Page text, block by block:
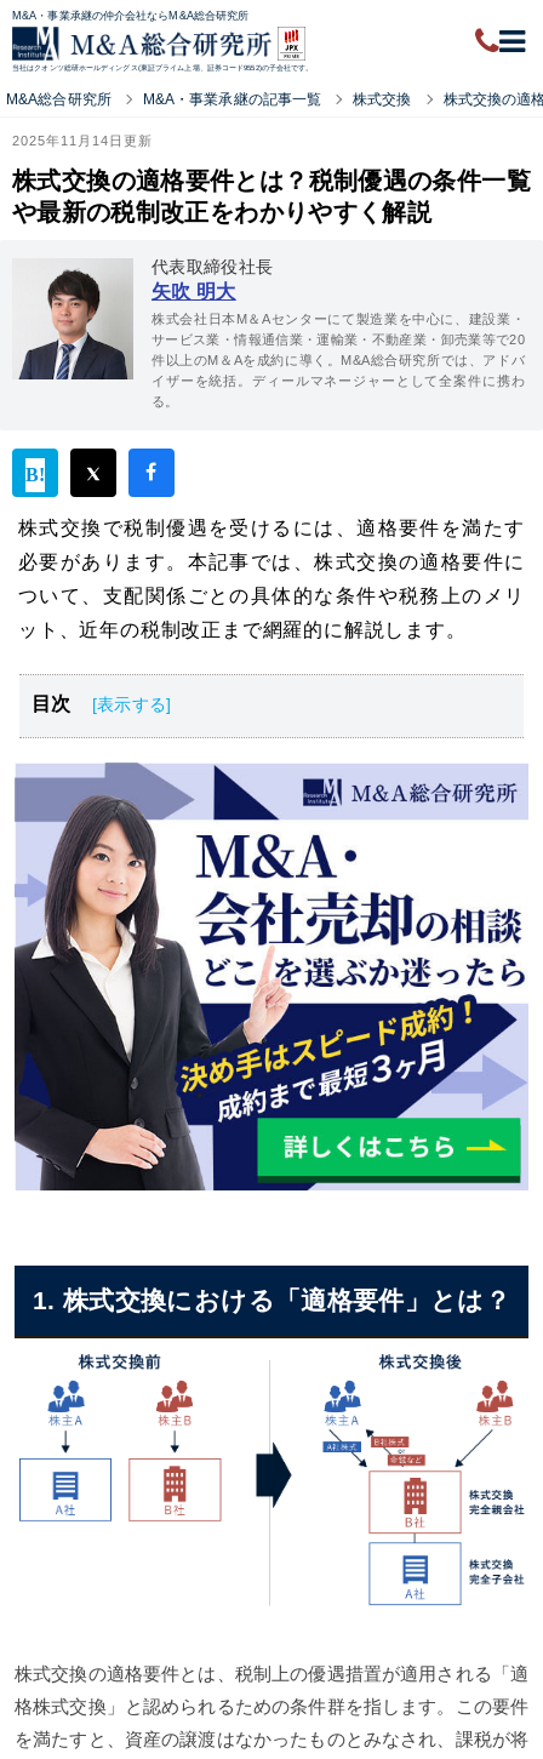
M&A・事業承継の仲介会社ならM&A総合研究所
当社はクオンツ総研ホールディングス(東証プライム上場、証券コード9552)の子会社です。
M&A総合研究所 M&A・事業承継の記事一覧 株式交換 株式交換の適
2025年11月14日更新
株式交換の適格要件とは？税制優遇の条件一覧
や最新の税制改正をわかりやすく解説
代表取締役社長
矢吹 明大
株式会社日本M＆Aセンターにて製造業を中心に、建設業・
サービス業・情報通信業・運輸業・不動産業・卸売業等で20
件以上のM＆Aを成約に導く。M&A総合研究所では、アドバ
イザーを統括。ディールマネージャーとして全案件に携わ
る。
株式交換で税制優遇を受けるには、適格要件を満たす
必要があります。本記事では、株式交換の適格要件に
ついて、支配関係ごとの具体的な条件や税務上のメリ
ット、近年の税制改正まで網羅的に解説します。
目次
株式交換における「適格要件」とは？
適格・非適格でどう違う？税務処理の基本的な考え方
【関係性別】株式交換の適格要件となる具体的な条件
適格株式交換における税務上の取扱い
近年の税制改正による株式交換の適格要件の変更点
株式交換の適格要件税務処理
株式交換の適格要件に関する相談先
株式交換の適格要件のまとめ
1. 株式交換における「適格要件」とは？
株式交換の適格要件とは、税制上の優遇措置が適用される「適
格株式交換」と認められるための条件群を指します。この要件
を満たすと、資産の譲渡はなかったものとみなされ、課税が将